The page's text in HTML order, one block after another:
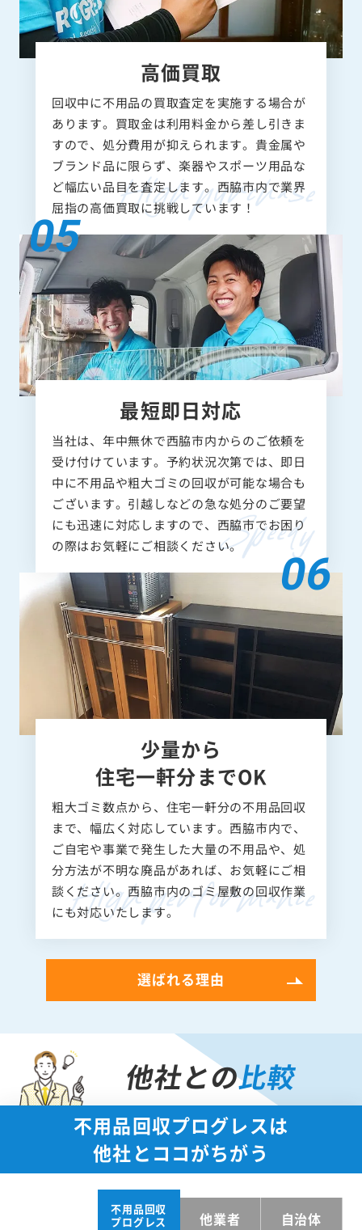
高価買取
回収中に不用品の買取査定を実施する場合が
あります。買取金は利用料金から差し引きま
すので、処分費用が抑えられます。貴金属や
ブランド品に限らず、楽器やスポーツ用品な
ど幅広い品目を査定します。西脇市内で業界
屈指の高価買取に挑戦しています！
最短即日対応
当社は、年中無休で西脇市内からのご依頼を
受け付けています。予約状況次第では、即日
中に不用品や粗大ゴミの回収が可能な場合も
ございます。引越しなどの急な処分のご要望
にも迅速に対応しますので、西脇市でお困り
の際はお気軽にご相談ください。
少量から
住宅一軒分までOK
粗大ゴミ数点から、住宅一軒分の不用品回収
まで、幅広く対応しています。西脇市内で、
ご自宅や事業で発生した大量の不用品や、処
分方法が不明な廃品があれば、お気軽にご相
談ください。西脇市内のゴミ屋敷の回収作業
にも対応いたします。
選ばれる理由
他社との比較
不用品回収プログレスは
他社とココがちがう
不用品回収
プログレス
他業者 自治体